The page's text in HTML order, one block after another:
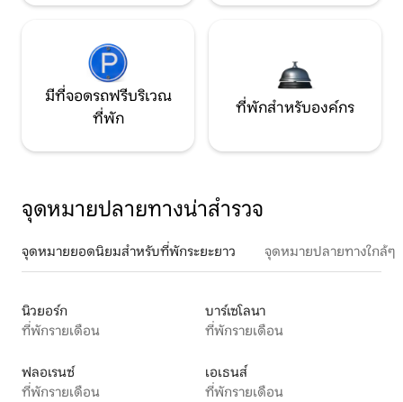
มีที่จอดรถฟรีบริเวณ
ที่พัก
ที่พักสำหรับองค์กร
จุดหมายปลายทางน่าสำรวจ
จุดหมายยอดนิยมสำหรับที่พักระยะยาว จุดหมายปลายทางใกล้ๆ
นิวยอร์ก
ที่พักรายเดือน
บาร์เซโลนา
ที่พักรายเดือน
ฟลอเรนซ์
ที่พักรายเดือน
เอเธนส์
ที่พักรายเดือน